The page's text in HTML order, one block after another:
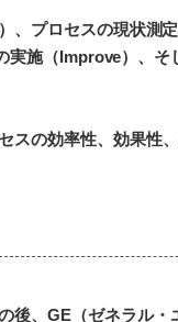
、プロセスの現状測
施（Improve）、そ
スの効率性、効果性
後、GE（ゼネラル・